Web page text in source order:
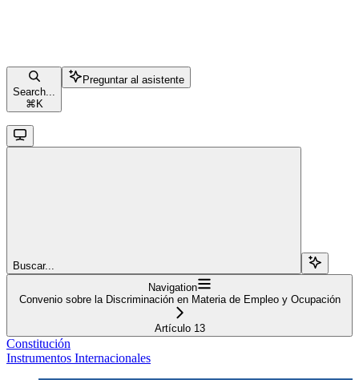
Search...
⌘ K
Preguntar al asistente
Buscar...
Navigation
Convenio sobre la Discriminación en Materia de Empleo y Ocupación
Artículo 13
Constitución
Instrumentos Internacionales